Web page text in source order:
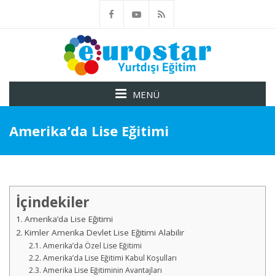
MENÜ
Amerika’da Lise Eğitimi
İçindekiler
Amerika’da Lise Eğitimi
Kimler Amerika Devlet Lise Eğitimi Alabilir
Amerika’da Özel Lise Eğitimi
Amerika’da Lise Eğitimi Kabul Koşulları
Amerika Lise Eğitiminin Avantajları